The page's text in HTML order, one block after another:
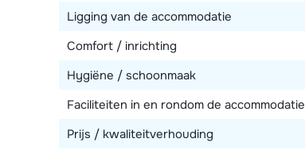
Ligging van de accommodatie
Comfort / inrichting
Hygiëne / schoonmaak
Faciliteiten in en rondom de accommodatie
Prijs / kwaliteitverhouding